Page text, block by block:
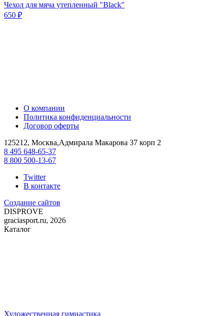
Чехол для мяча утепленный "Black"
650 ₽
О компании
Политика конфиденциальности
Договор оферты
125212, Москва,Адмирала Макарова 37 корп 2
8 495 648-65-37
8 800 500-13-67
Twitter
В контакте
Создание сайтов
DISPROVE
graciasport.ru, 2026
Каталог
Художественная гимнастика